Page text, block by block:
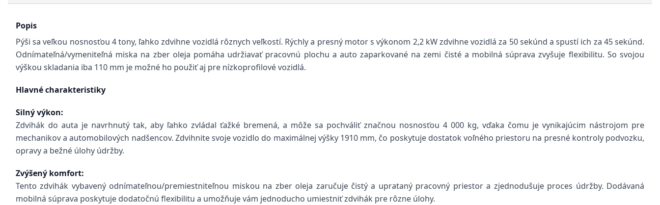
Popis
Pýši sa veľkou nosnosťou 4 tony, ľahko zdvihne vozidlá rôznych veľkostí. Rýchly a presný motor s výkonom 2,2 kW zdvihne vozidlá za 50 sekúnd a spustí ich za 45 sekúnd.
Odnímateľná/vymeniteľná miska na zber oleja pomáha udržiavať pracovnú plochu a auto zaparkované na zemi čisté a mobilná súprava zvyšuje flexibilitu. So svojou
výškou skladania iba 110 mm je možné ho použiť aj pre nízkoprofilové vozidlá.
Hlavné charakteristiky
Silný výkon:
Zdvihák do auta je navrhnutý tak, aby ľahko zvládal ťažké bremená, a môže sa pochváliť značnou nosnosťou 4 000 kg, vďaka čomu je vynikajúcim nástrojom pre
mechanikov a automobilových nadšencov. Zdvihnite svoje vozidlo do maximálnej výšky 1910 mm, čo poskytuje dostatok voľného priestoru na presné kontroly podvozku,
opravy a bežné úlohy údržby.
Zvýšený komfort:
Tento zdvihák vybavený odnímateľnou/premiestniteľnou miskou na zber oleja zaručuje čistý a uprataný pracovný priestor a zjednodušuje proces údržby. Dodávaná
mobilná súprava poskytuje dodatočnú flexibilitu a umožňuje vám jednoducho umiestniť zdvihák pre rôzne úlohy.